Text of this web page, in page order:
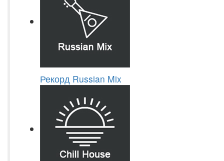
Рекорд Russian Mix